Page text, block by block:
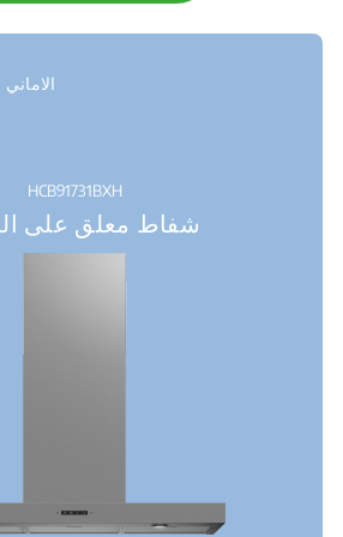
الاماني
HCB91731BXH
شفاط معلق على